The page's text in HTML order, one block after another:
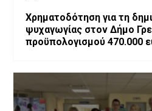
Χρηματοδότηση για τη
ψυχαγωγίας στον Δήμο
προϋπολογισμού 470.000